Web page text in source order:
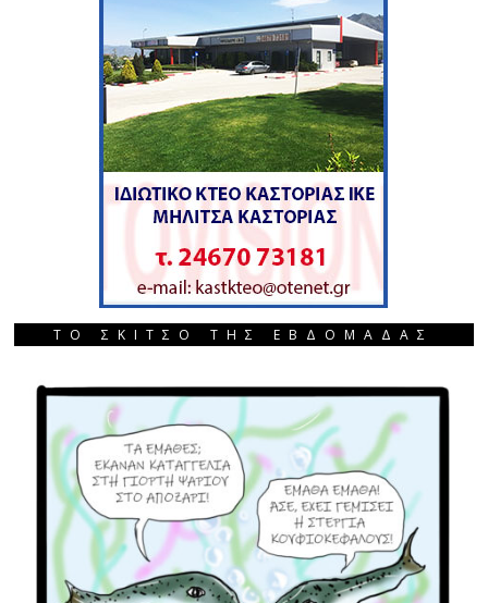
ΤΟ ΣΚΙΤΣΟ ΤΗΣ ΕΒΔΟΜΑΔΑΣ